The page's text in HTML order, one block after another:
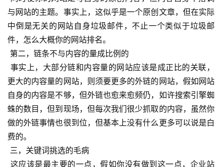
与网站的主题。事实上，这似乎是一个原创文章，但在实际
中倒是无关的网站自身垃圾邮件，不止一个类似于垃圾邮
件，怎么大概你的网站排名。
第二，链条不与内容的量成比例的
更大的内容量的网站，则须要更多的外链的网站，假如网站
自身的内容是不够，但外链也愈来愈频仍，如许搜索引擎蜘
蛛的数目，但到现场，但每次我们很少抓取的内容，虽然你
做的外链事情也很到位，但基本上没有什么更多可以说是白
费的。
三，关键词挑选的毛病